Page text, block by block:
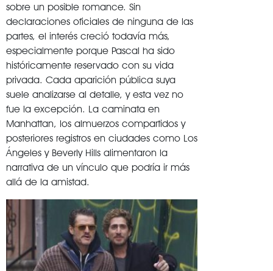
sobre un posible romance. Sin
declaraciones oficiales de ninguna de las
partes, el interés creció todavía más,
especialmente porque Pascal ha sido
históricamente reservado con su vida
privada. Cada aparición pública suya
suele analizarse al detalle, y esta vez no
fue la excepción. La caminata en
Manhattan, los almuerzos compartidos y
posteriores registros en ciudades como Los
Ángeles y Beverly Hills alimentaron la
narrativa de un vínculo que podría ir más
allá de la amistad.